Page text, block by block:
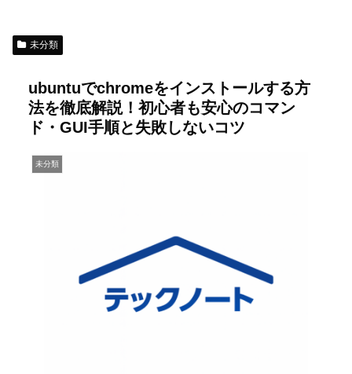
未分類
ubuntuでchromeをインストールする方
法を徹底解説！初心者も安心のコマン
ド・GUI手順と失敗しないコツ
未分類